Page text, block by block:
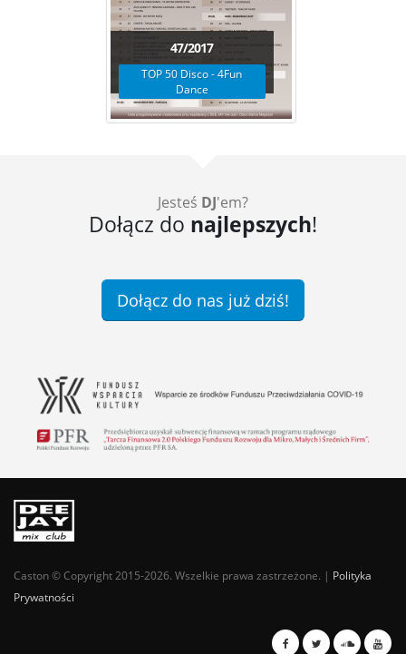
47/2017
TOP 50 Disco - 4Fun
Dance
Jesteś DJ'em?
Dołącz do najlepszych!
Dołącz do nas już dziś!
Caston © Copyright 2015-2026. Wszelkie prawa zastrzeżone. | Polityka
Prywatności